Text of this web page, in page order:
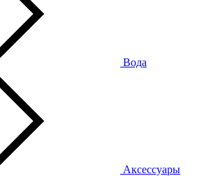
Вода
Аксессуары